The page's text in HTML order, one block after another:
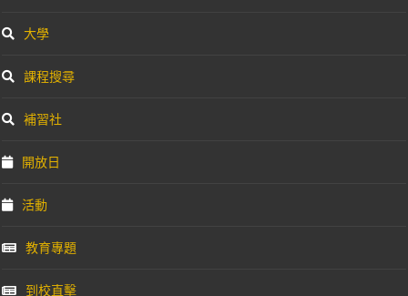
大學
課程搜尋
補習社
開放日
活動
教育專題
到校直擊